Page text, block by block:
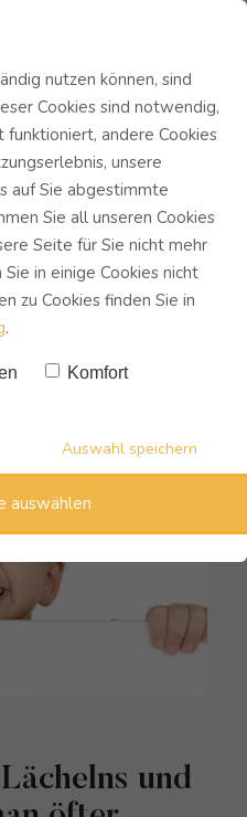
7
die
und
nutzen können, sind
Cookies sind notwendig,
andere Cookies
unsere
auf Sie abgestimmte
Sie all unseren Cookies
Seite für Sie nicht mehr
in einige Cookies nicht
zu Cookies finden Sie in
.
Komfort
Auswahl speichern
auswählen